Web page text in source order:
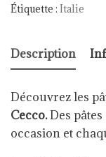
Étiquette : Italie
Description
Découvrez les
Cecco.Des
occasion et